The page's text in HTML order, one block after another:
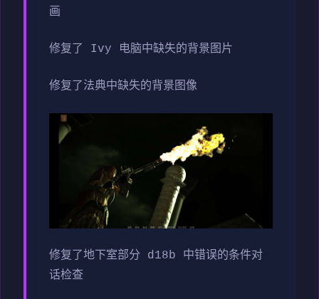
画
修复了 Ivy 电脑中缺失的背景图片
修复了法典中缺失的背景图像
修复了地下室部分 d18b 中错误的条件对
话检查